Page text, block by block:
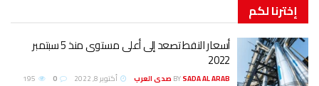
إخترنالكم
أسعار النفط تصعد إلى أعلى مستوى منذ 5 سبتمبر
2022
BYSADA AL ARAB صدى العرب أكتوبر 8, 2022